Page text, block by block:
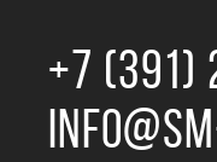
+7 (391)